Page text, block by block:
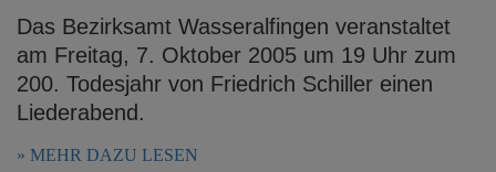
Das Bezirksamt Wasseralfingen veranstaltet
am Freitag, 7. Oktober 2005 um 19 Uhr zum
200. Todesjahr von Friedrich Schiller einen
Liederabend.
MEHR DAZU LESEN